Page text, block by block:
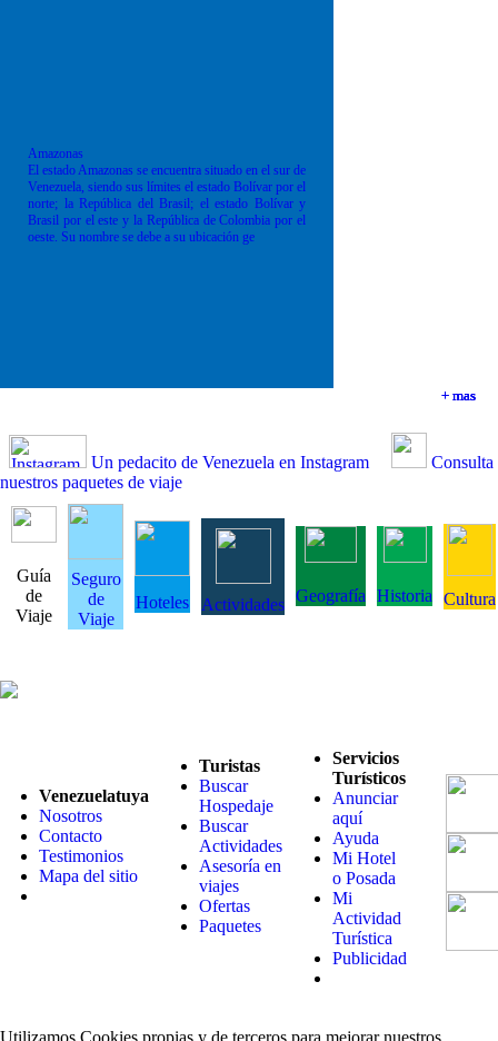
+ mas
+ mas
+ mas
Amazonas
El estado Amazonas se encuentra situado en el sur de
Venezuela, siendo sus límites el estado Bolívar por el
norte; la República del Brasil; el estado Bolívar y
Brasil por el este y la República de Colombia por el
oeste. Su nombre se debe a su ubicación ge
+ mas
Un pedacito de Venezuela en Instagram
Consulta
nuestros paquetes de viaje
Guía
de
Viaje
Seguro
de
Viaje
Hoteles Actividades Geografía Historia Cultura
Venezuelatuya
Nosotros
Contacto
Testimonios
Mapa del sitio
Turistas
Buscar
Hospedaje
Buscar
Actividades
Asesoría en
viajes
Ofertas
Paquetes
Servicios
Turísticos
Anunciar
aquí
Ayuda
Mi Hotel
o Posada
Mi
Actividad
Turística
Publicidad
Utilizamos Cookies propias y de terceros para mejorar nuestros